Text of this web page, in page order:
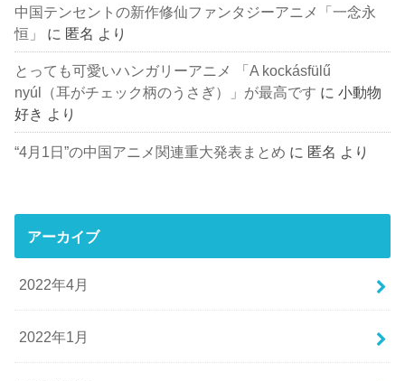
中国テンセントの新作修仙ファンタジーアニメ「一念永
恒」
に 匿名 より
とっても可愛いハンガリーアニメ 「A kockásfülű
nyúl（耳がチェック柄のうさぎ）」が最高です に小動物
好き より
“4月1日”の中国アニメ関連重大発表まとめ に 匿名 より
アーカイブ
2022年4月
2022年1月